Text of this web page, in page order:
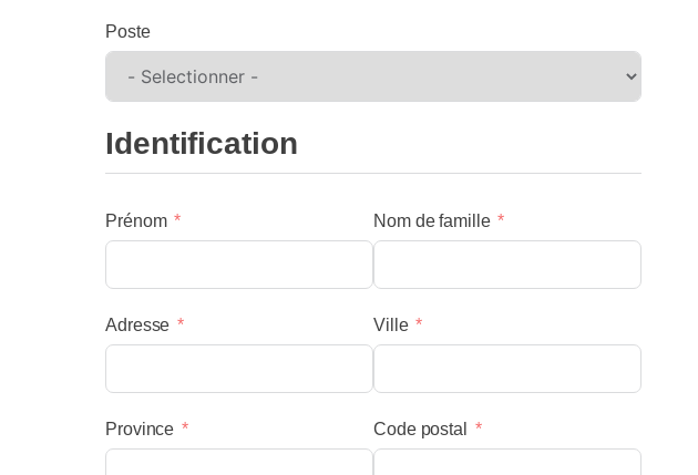
Poste
Identification
Prénom Nom de famille
Adresse Ville
Province Code postal